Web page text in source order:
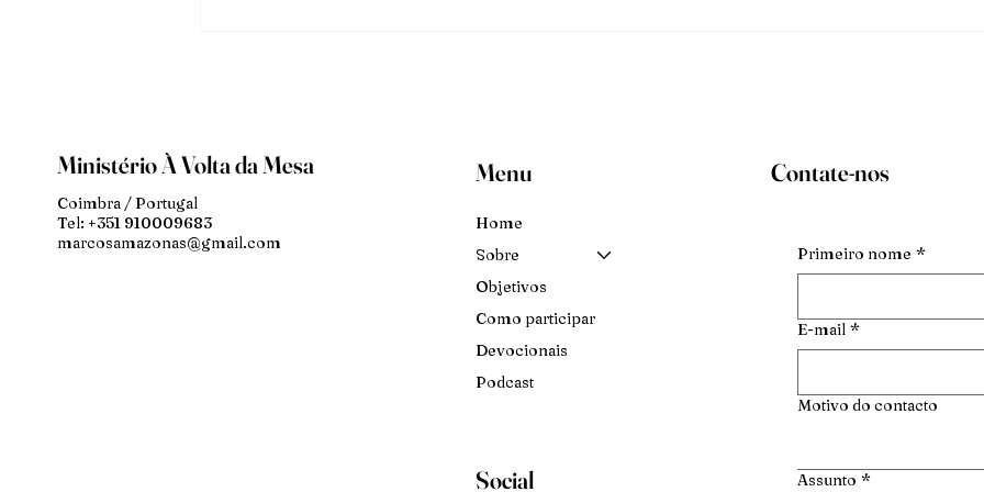
Ministério À Volta da Mesa
Coimbra / Portugal
Tel: +351 910009683
marcosamazonas@gmail.com
Menu
Home
Sobre
Objetivos
Como participar
Devocionais
Podcast
Social
Contate-nos
Primeiro nome *
E-mail *
Motivo do contacto
Assunto *